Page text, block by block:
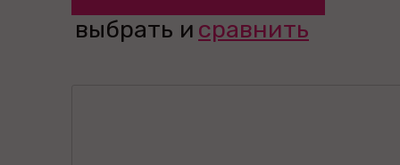
выбрать и сравнить